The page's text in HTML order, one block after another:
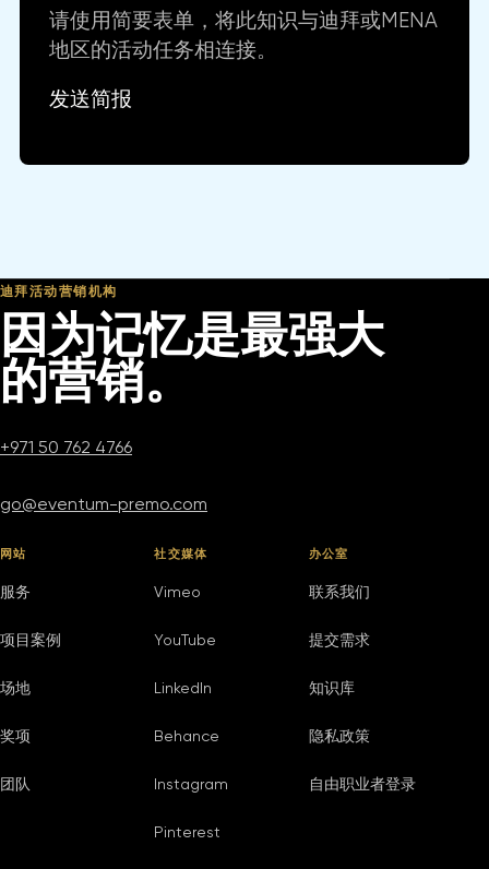
请使用简要表单，将此知识与迪拜或MENA
地区的活动任务相连接。
发送简报
迪拜活动营销机构
因为记忆是最强大
的营销。
+971 50 762 4766
go@eventum-premo.com
网站
服务
项目案例
场地
奖项
团队
社交媒体
Vimeo
YouTube
LinkedIn
Behance
Instagram
Pinterest
办公室
联系我们
提交需求
知识库
隐私政策
自由职业者登录